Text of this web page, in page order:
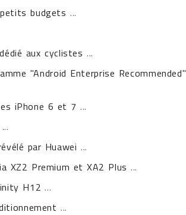
budgets ...
aux cyclistes ...
"Android Enterprise Recommended"
iPhone 6 et 7 ...
...
par Huawei ...
XZ2 Premium et XA2 Plus ...
H12 ...
...